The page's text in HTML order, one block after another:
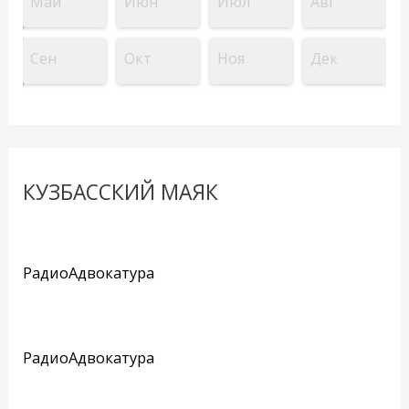
Сен Окт Ноя Дек
КУЗБАССКИЙ МАЯК
РадиоАдвокатура
РадиоАдвокатура